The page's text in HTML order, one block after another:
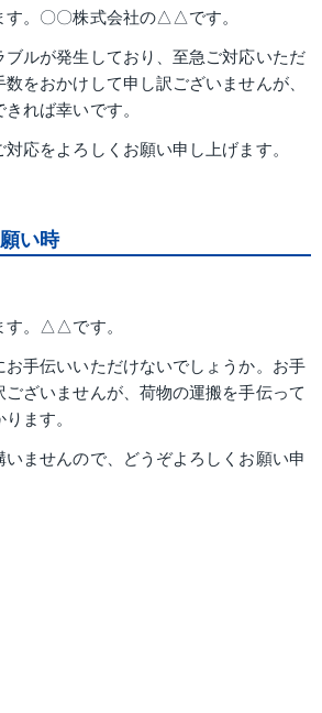
す。〇〇株式会社の△△です。
ルが発生しており、至急ご対応いただ
をおかけして申し訳ございませんが、
れば幸いです。
応をよろしくお願い申し上げます。
い時
す。△△です。
手伝いいただけないでしょうか。お手
ざいませんが、荷物の運搬を手伝って
ます。
いませんので、どうぞよろしくお願い申